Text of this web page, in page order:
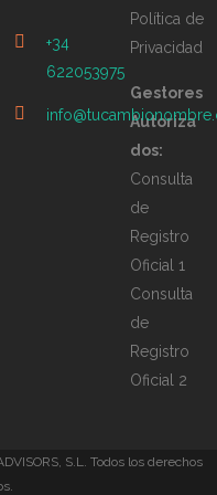
+34
622053975
Política de
Privacidad
Gestores
Autoriza
dos:
Consulta
de
Registro
Oficial 1
Consulta
de
Registro
Oficial 2
S.L. Todos los derechos